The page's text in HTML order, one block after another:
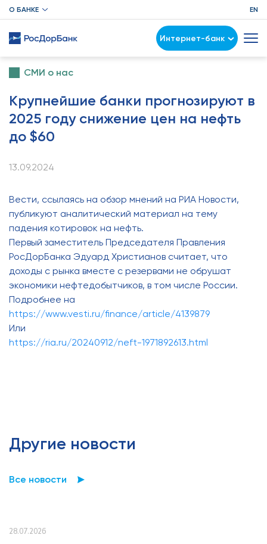
О БАНКЕ EN
Интернет-банк
СМИ о нас
Крупнейшие банки прогнозируют в
2025 году снижение цен на нефть
до $60
13.09.2024
Вести, ссылаясь на обзор мнений на РИА Новости,
публикуют аналитический материал на тему
падения котировок на нефть.
Первый заместитель Председателя Правления
РосДорБанка Эдуард Христианов считает, что
доходы с рынка вместе с резервами не обрушат
экономики нефтедобытчиков, в том числе России.
Подробнее на
https://www.vesti.ru/finance/article/4139879
Или
https://ria.ru/20240912/neft-1971892613.html
Другие новости
Все новости
28.07.2026